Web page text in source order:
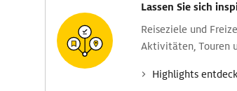
Lassen Sie sich
Reise­ziele und
Aktivitäten, Touren
Highlights